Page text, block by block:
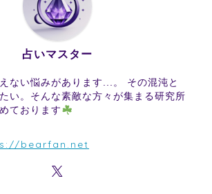
占いマスター
ない悩みがあります...。 その混沌と
い。そんな素敵な方々が集まる研究所
ております
bearfan.net